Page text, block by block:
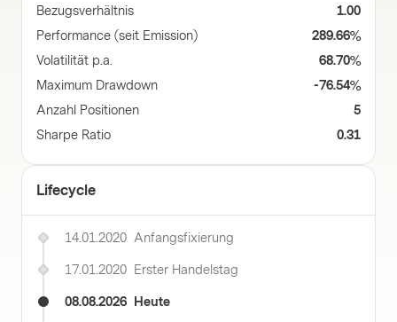
Bezugsverhältnis
1.00
Performance (seit Emission)
289.66%
Volatilität p.a.
68.70%
Maximum Drawdown
-76.54%
Anzahl Positionen
5
Sharpe Ratio
0.31
Lifecycle
14.01.2020 Anfangsfixierung
17.01.2020 Erster Handelstag
08.08.2026 Heute